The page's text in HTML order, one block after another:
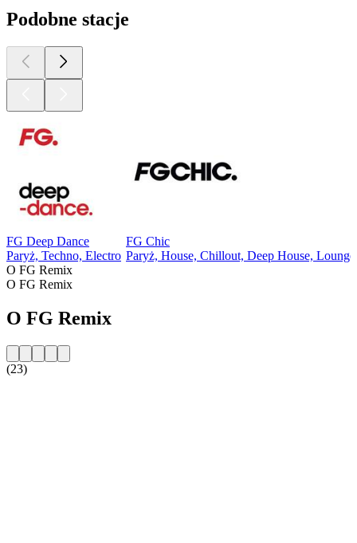
Podobne stacje
FG Deep Dance
Paryż, Techno, Electro
FG Chic
Paryż, House, Chillout, Deep House, Lounge
O FG Remix
O FG Remix
O FG Remix
(23)